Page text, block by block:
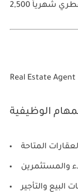
Real Estate Agent